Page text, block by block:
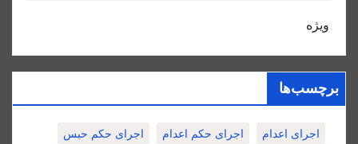
ویژه
برچسب‌ها
اجرای اعدام اجرای حکم اعدام اجرای حکم حبس